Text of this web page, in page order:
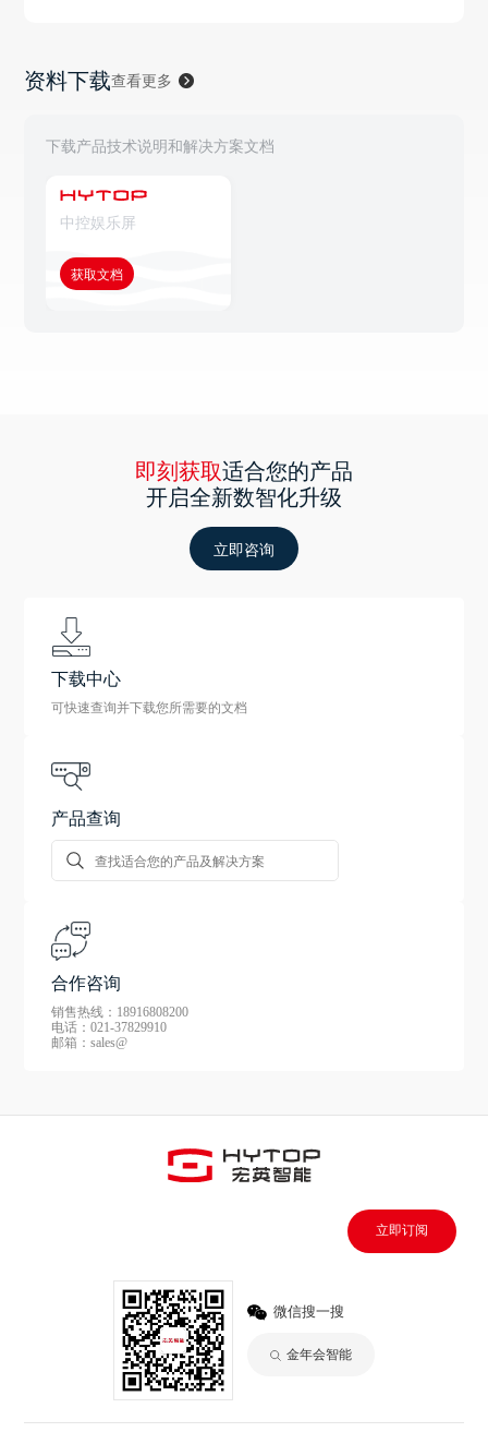
资料下载查看更多
下载产品技术说明和解决方案文档
中控娱乐屏
获取文档
即刻获取适合您的产品
开启全新数智化升级
立即咨询
下载中心
可快速查询并下载您所需要的文档
产品查询
合作咨询
销售热线：18916808200
电话：021-37829910
邮箱：sales@
立即订阅
微信搜一搜
金年会智能